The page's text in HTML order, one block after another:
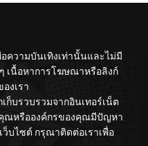
ความบันเทิงเท่านั้นและไม่มี
เนื้อหาการโฆษณาหรือลิงก์
งเรา
บรวบรวมจากอินเทอร์เน็ต
คุณหรือองค์กรของคุณมีปัญหา
บไซต์ กรุณาติดต่อเราเพื่อ